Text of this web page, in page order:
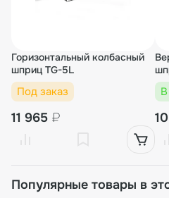
Горизонтальный колбасный
шприц TG-5L
Под заказ
11 965 ₽
Популярные товары в